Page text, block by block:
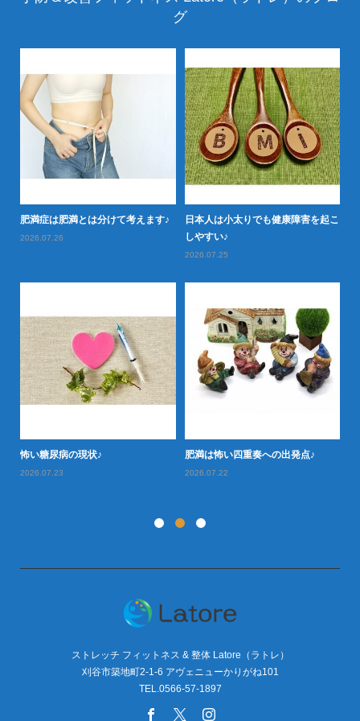
グ
肥満症は肥満とは分けて考えます♪
2026.07.26
日本人は小太りでも健康障害を起こ
しやすい♪
2026.07.25
怖い糖尿病の現状♪
2026.07.23
肥満は怖い四重奏への出発点♪
2026.07.22
ストレッチ フィットネス & 整体 Latore（ラトレ）
刈谷市築地町2-1-6 アヴェニューかりがね101
TEL.0566-57-1897